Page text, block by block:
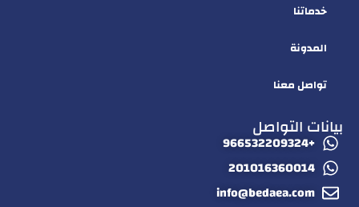
خدماتنا
المدونة
تواصل معنا
بيانات التواصل
+966532209324
201016360014
info@bedaea.com